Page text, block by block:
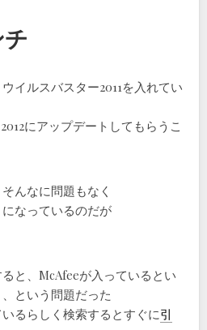
イルスバスター2011を入れてい
にアップデートしてもらうこ
んなに問題もなく
なっているのだが
と、McAfeeが入っているとい
という問題だった
るらしく検索するとすぐに引